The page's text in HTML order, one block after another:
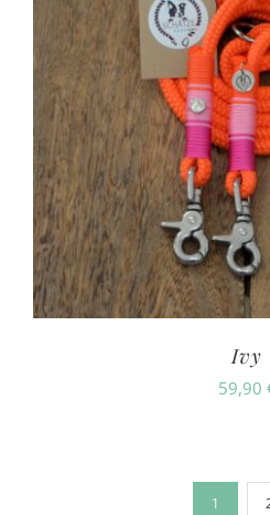
Ivy
59,90
1